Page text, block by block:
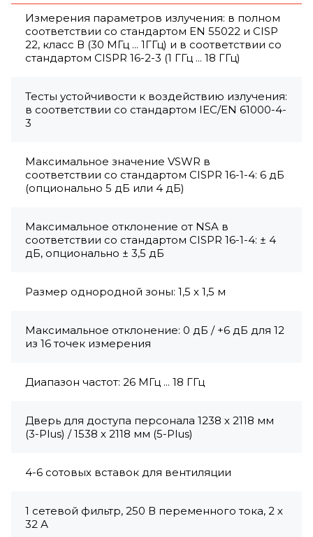
Измерения параметров излучения: в полном
соответствии со стандартом EN 55022 и CISP
22, класс В (30 МГц ... 1ГГц) и в соответствии со
стандартом CISPR 16-2-3 (1 ГГц ... 18 ГГц)
Тесты устойчивости к воздействию излучения:
в соответствии со стандартом IEC/EN 61000-4-
3
Максимальное значение VSWR в
соответствии со стандартом CISPR 16-1-4: 6 дБ
(опционально 5 дБ или 4 дБ)
Максимальное отклонение от NSA в
соответствии со стандартом CISPR 16-1-4: ± 4
дБ, опционально ± 3,5 дБ
Размер однородной зоны: 1,5 х 1,5 м
Максимальное отклонение: 0 дБ / +6 дБ для 12
из 16 точек измерения
Диапазон частот: 26 МГц ... 18 ГГц
Дверь для доступа персонала 1238 х 2118 мм
(3-Plus) / 1538 х 2118 мм (5-Plus)
4-6 сотовых вставок для вентиляции
1 сетевой фильтр, 250 В переменного тока, 2 х
32 А